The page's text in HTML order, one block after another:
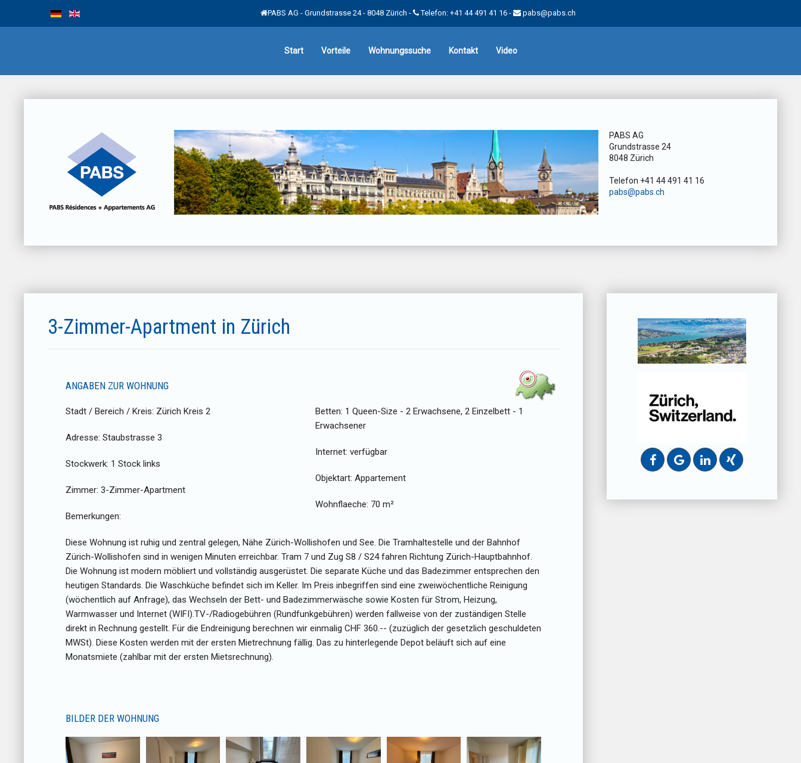
PABS AG - Grundstrasse 24 - 8048 Zürich - Telefon: +41 44 491 41 16 - pabs@pabs.ch
Start Vorteile Wohnungssuche Kontakt Video
PABS AG
Grundstrasse 24
8048 Zürich
Telefon +41 44 491 41 16
pabs@pabs.ch
3-Zimmer-Apartment in Zürich
ANGABEN ZUR WOHNUNG
Stadt / Bereich / Kreis: Zürich Kreis 2
Adresse: Staubstrasse 3
Stockwerk: 1 Stock links
Zimmer: 3-Zimmer-Apartment
Bemerkungen:
Betten: 1 Queen-Size - 2 Erwachsene, 2 Einzelbett - 1
Erwachsener
Internet: verfügbar
Objektart: Appartement
Wohnflaeche: 70 m²
Diese Wohnung ist ruhig und zentral gelegen, Nähe Zürich-Wollishofen und See. Die Tramhaltestelle und der Bahnhof
Zürich-Wollishofen sind in wenigen Minuten erreichbar. Tram 7 und Zug S8 / S24 fahren Richtung Zürich-Hauptbahnhof.
Die Wohnung ist modern möbliert und vollständig ausgerüstet. Die separate Küche und das Badezimmer entsprechen den
heutigen Standards. Die Waschküche befindet sich im Keller. Im Preis inbegriffen sind eine zweiwöchentliche Reinigung
(wöchentlich auf Anfrage), das Wechseln der Bett- und Badezimmerwäsche sowie Kosten für Strom, Heizung,
Warmwasser und Internet (WIFI).TV-/Radiogebühren (Rundfunkgebühren) werden fallweise von der zuständigen Stelle
direkt in Rechnung gestellt. Für die Endreinigung berechnen wir einmalig CHF 360.-- (zuzüglich der gesetzlich geschuldeten
MWSt). Diese Kosten werden mit der ersten Mietrechnung fällig. Das zu hinterlegende Depot beläuft sich auf eine
Monatsmiete (zahlbar mit der ersten Mietsrechnung).
BILDER DER WOHNUNG